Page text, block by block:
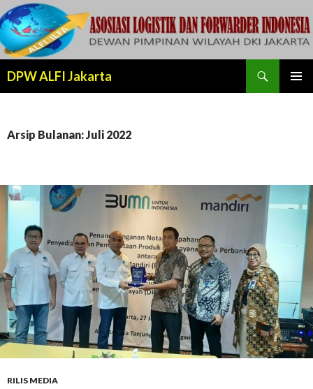
DPW ALFI Jakarta
Arsip Bulanan: Juli 2022
RILIS MEDIA